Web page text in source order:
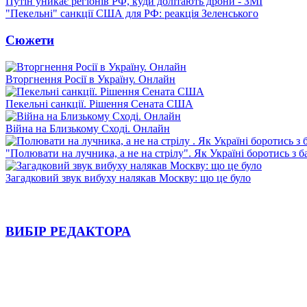
"Пекельні" санкції США для РФ: реакція Зеленського
Сюжети
Вторгнення Росії в Україну. Онлайн
Пекельні санкції. Рішення Сената США
Війна на Близькому Сході. Онлайн
"Полювати на лучника, а не на стрілу". Як Україні боротись з
Загадковий звук вибуху налякав Москву: що це було
ВИБІР РЕДАКТОРА